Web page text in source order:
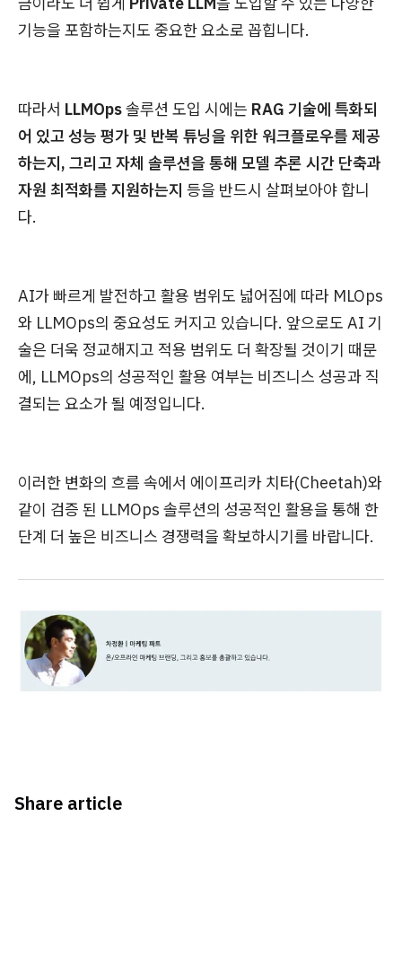
기능을 포함하는지도 중요한 요소로 꼽힙니다.
따라서 LLMOps솔루션 도입 시에는 RAG 기술에 특화되
어 있고 성능 평가 및 반복 튜닝을 위한 워크플로우를 제공
하는지, 그리고 자체 솔루션을 통해 모델 추론 시간 단축과
자원 최적화를 지원하는지 등을 반드시 살펴보아야 합니
다.
AI가 빠르게 발전하고 활용 범위도 넓어짐에 따라 MLOps
와 LLMOps의 중요성도 커지고 있습니다. 앞으로도 AI 기
술은 더욱 정교해지고 적용 범위도 더 확장될 것이기 때문
에, LLMOps의 성공적인 활용 여부는 비즈니스 성공과 직
결되는 요소가 될 예정입니다.
이러한 변화의 흐름 속에서 에이프리카 치타(Cheetah)와
같이 검증 된 LLMOps 솔루션의 성공적인 활용을 통해 한
단계 더 높은 비즈니스 경쟁력을 확보하시기를 바랍니다.
Share article